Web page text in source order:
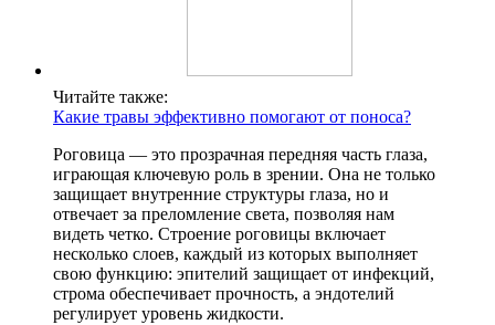
Читайте также:
Какие травы эффективно помогают от поноса?
Роговица — это прозрачная передняя часть глаза,
играющая ключевую роль в зрении. Она не только
защищает внутренние структуры глаза, но и
отвечает за преломление света, позволяя нам
видеть четко. Строение роговицы включает
несколько слоев, каждый из которых выполняет
свою функцию: эпителий защищает от инфекций,
строма обеспечивает прочность, а эндотелий
регулирует уровень жидкости.